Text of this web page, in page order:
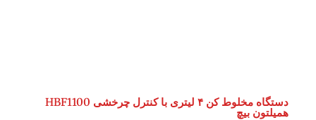
دستگاه مخلوط کن ۴ لیتری با کنترل چرخشی HBF1100
همیلتون بیچ